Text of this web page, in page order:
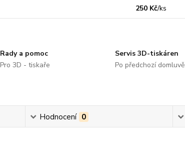
250 Kč/ks
Rady a pomoc
Pro 3D - tiskaře
Servis 3D-tiskáren
Po předchozí domluvě
Hodnocení 0